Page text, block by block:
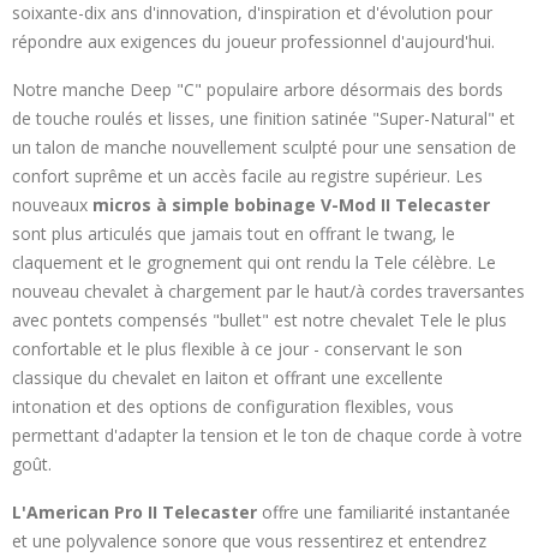
soixante-dix ans d'innovation, d'inspiration et d'évolution pour
répondre aux exigences du joueur professionnel d'aujourd'hui.
Notre manche Deep "C" populaire arbore désormais des bords
de touche roulés et lisses, une finition satinée "Super-Natural" et
un talon de manche nouvellement sculpté pour une sensation de
confort suprême et un accès facile au registre supérieur. Les
nouveaux micros à simple bobinage V-Mod II Telecaster
sont plus articulés que jamais tout en offrant le twang, le
claquement et le grognement qui ont rendu la Tele célèbre. Le
nouveau chevalet à chargement par le haut/à cordes traversantes
avec pontets compensés "bullet" est notre chevalet Tele le plus
confortable et le plus flexible à ce jour - conservant le son
classique du chevalet en laiton et offrant une excellente
intonation et des options de configuration flexibles, vous
permettant d'adapter la tension et le ton de chaque corde à votre
goût.
L'American Pro II Telecaster offre une familiarité instantanée
et une polyvalence sonore que vous ressentirez et entendrez